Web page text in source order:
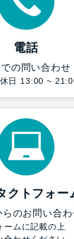
電話
の問い合わせ
休日 13:00 ~
クトフォー
らのお問い合わ
ームに記載の上